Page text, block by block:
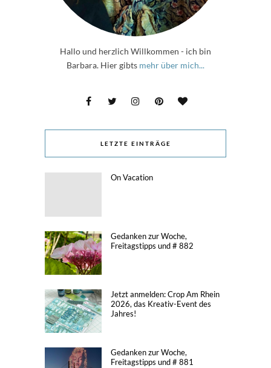
Hallo und herzlich Willkommen - ich bin
Barbara. Hier gibts mehr über mich...
LETZTE EINTRÄGE
On Vacation
Gedanken zur Woche,
Freitagstipps und # 882
Jetzt anmelden: Crop Am Rhein
2026, das Kreativ-Event des
Jahres!
Gedanken zur Woche,
Freitagstipps und # 881